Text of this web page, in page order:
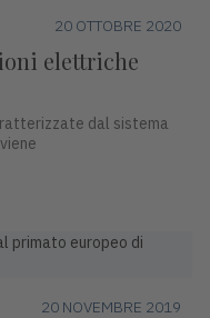
20 OTTOBRE 2020
elettriche
dal sistema
20 NOVEMBRE 2019